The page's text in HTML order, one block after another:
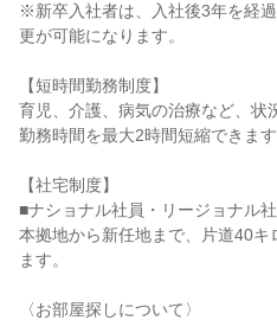
※新卒入社者は、入社後3年を経
更が可能になります。
【短時間勤務制度】
育児、介護、病気の治療など、状
勤務時間を最大2時間短縮できます
【社宅制度】
■ナショナル社員・リージョナル
本拠地から新任地まで、片道40
ます。
〈お部屋探しについて〉